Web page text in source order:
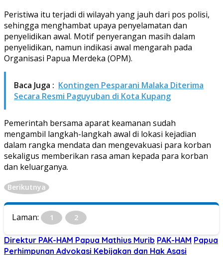
Peristiwa itu terjadi di wilayah yang jauh dari pos polisi,
sehingga menghambat upaya penyelamatan dan
penyelidikan awal. Motif penyerangan masih dalam
penyelidikan, namun indikasi awal mengarah pada
Organisasi Papua Merdeka (OPM).
Baca Juga : Kontingen Pesparani Malaka Diterima
Secara Resmi Paguyuban di Kota Kupang
Pemerintah bersama aparat keamanan sudah
mengambil langkah-langkah awal di lokasi kejadian
dalam rangka mendata dan mengevakuasi para korban
sekaligus memberikan rasa aman kepada para korban
dan keluarganya.
Berikutnya
Laman: 1 2
Direktur PAK-HAM Papua Mathius Murib PAK-HAM Papua
Perhimpunan Advokasi Kebijakan dan Hak Asasi